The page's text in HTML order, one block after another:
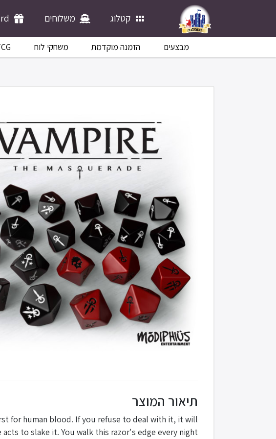
קטלוג משלוחים
מבצעים הזמנה מוקדמת משחקי לוח
תיאור המוצר
for human blood. If you refuse to deal with it, it will
to slake it. You walk this razor's edge every night.